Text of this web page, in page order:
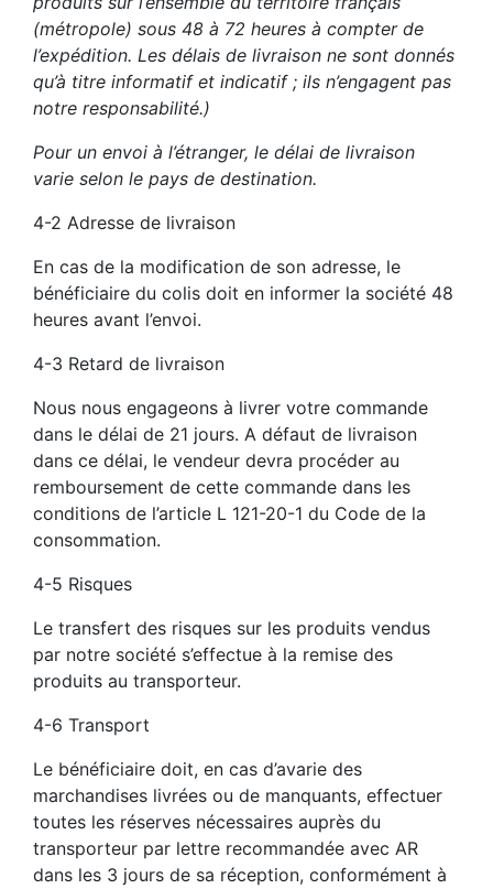
(métropole) sous 48 à 72 heures à compter de
l’expédition. Les délais de livraison ne sont donnés
qu’à titre informatif et indicatif ; ils n’engagent pas
notre responsabilité.)
Pour un envoi à l’étranger, le délai de livraison
varie selon le pays de destination.
4-2 Adresse de livraison
En cas de la modification de son adresse, le
bénéficiaire du colis doit en informer la société 48
heures avant l’envoi.
4-3 Retard de livraison
Nous nous engageons à livrer votre commande
dans le délai de 21 jours. A défaut de livraison
dans ce délai, le vendeur devra procéder au
remboursement de cette commande dans les
conditions de l’article L 121-20-1 du Code de la
consommation.
4-5 Risques
Le transfert des risques sur les produits vendus
par notre société s’effectue à la remise des
produits au transporteur.
4-6 Transport
Le bénéficiaire doit, en cas d’avarie des
marchandises livrées ou de manquants, effectuer
toutes les réserves nécessaires auprès du
transporteur par lettre recommandée avec AR
dans les 3 jours de sa réception, conformément à